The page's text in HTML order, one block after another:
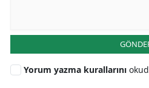
Yorum yazma kurallarını